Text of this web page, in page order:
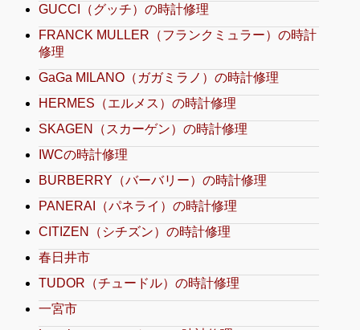
GUCCI（グッチ）の時計修理
FRANCK MULLER（フランクミュラー）の時計
修理
GaGa MILANO（ガガミラノ）の時計修理
HERMES（エルメス）の時計修理
SKAGEN（スカーゲン）の時計修理
IWCの時計修理
BURBERRY（バーバリー）の時計修理
PANERAI（パネライ）の時計修理
CITIZEN（シチズン）の時計修理
春日井市
TUDOR（チュードル）の時計修理
一宮市